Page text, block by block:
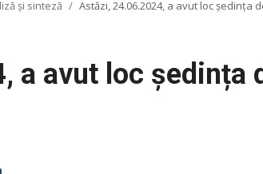
și sinteză Astăzi, 24.06.2024, a avut loc ședința
a avut loc ședința